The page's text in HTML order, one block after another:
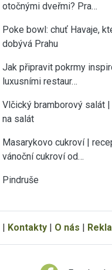
otočnými dveřmi? Pra…
Poke bowl: chuť Havaje,
dobývá Prahu
Jak připravit pokrmy
luxusními restaur…
Vlčický bramborový salát
na salát
Masarykovo cukroví |
vánoční cukroví od…
Pindruše
| Kontakty | O nás |